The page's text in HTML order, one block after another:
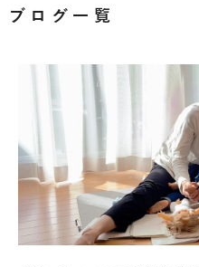
ブログ一覧